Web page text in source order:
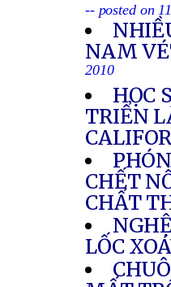
-- posted on
NAM
2010
HỌC
TRIỂN
CHẾT
CHẤT
LỐC